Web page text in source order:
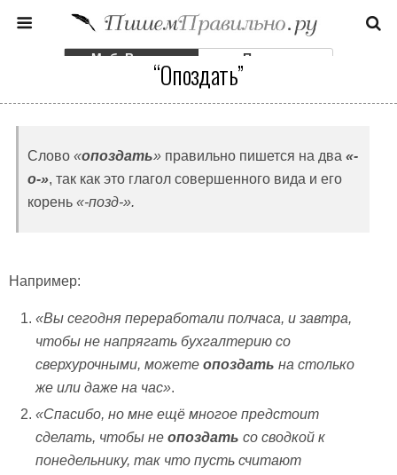
Моб. Версия Полная
“Опоздать”
Слово «опоздать» правильно пишется на два «-
о-», так как это глагол совершенного вида и его
корень «-позд-».
Например:
«Вы сегодня переработали полчаса, и завтра,
чтобы не напрягать бухгалтерию со
сверхурочными, можетеопоздать на столько
же или даже на час».
«Спасибо, но мне ещё многое предстоит
сделать, чтобы неопоздать со сводкой к
понедельнику, так что пусть считают